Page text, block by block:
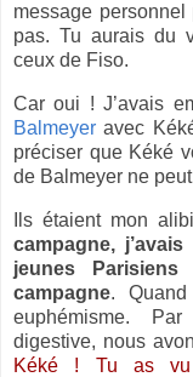
message
pas. Tu aurais du
ceux de Fiso.
Car oui ! J’avais
Balmeyer avec
préciser que Kéké
de Balmeyer ne
Ils étaient mon
campagne,
jeunes
campagne.
euphémisme.
digestive, nous
Kéké ! Tu as